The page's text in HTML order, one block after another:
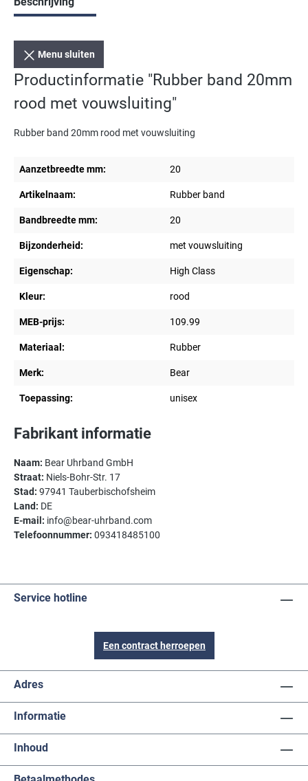
Menu sluiten
Productinformatie "Rubber band 20mm
rood met vouwsluiting"
Rubber band 20mm rood met vouwsluiting
Aanzetbreedte mm: 20
Artikelnaam: Rubber band
Bandbreedte mm: 20
Bijzonderheid: met vouwsluiting
Eigenschap: High Class
Kleur: rood
MEB-prijs: 109.99
Materiaal: Rubber
Merk: Bear
Toepassing: unisex
Fabrikant informatie
Naam: Bear Uhrband GmbH
Straat: Niels-Bohr-Str. 17
Stad: 97941 Tauberbischofsheim
Land: DE
E-mail: info@bear-uhrband.com
Telefoonnummer: 093418485100
Service hotline
Een contract herroepen
Adres
Informatie
Inhoud